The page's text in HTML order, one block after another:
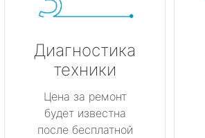
Диагностика
техники
Цена за ремонт
будет известна
после бесплатной